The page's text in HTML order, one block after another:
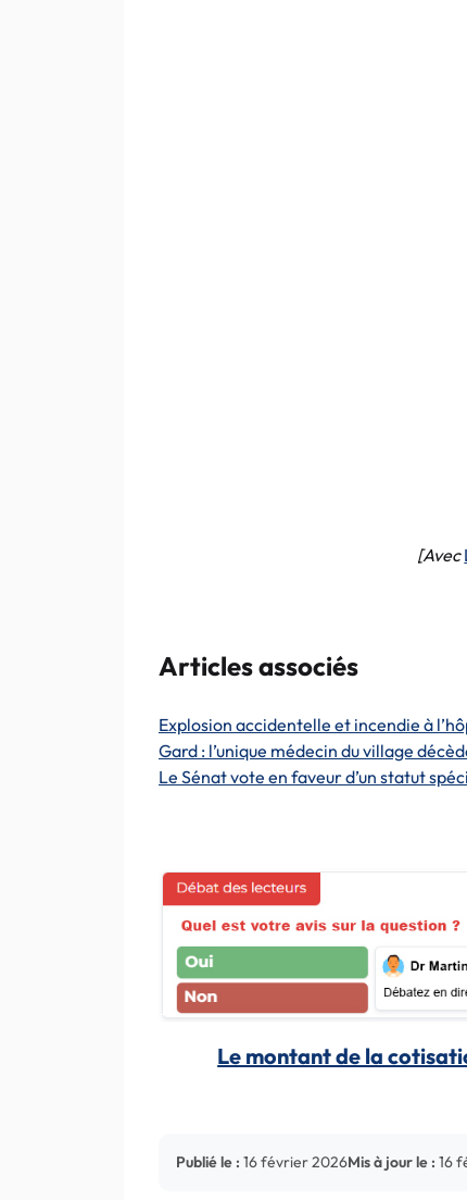
[Avec
Articles associés
Explosion accidentelle et incendie à
Gard : l’unique médecin du village
Le Sénat vote en faveur d’un statut
Le montant de la
Publié le : 16 février 2026Mis à jour le : 16